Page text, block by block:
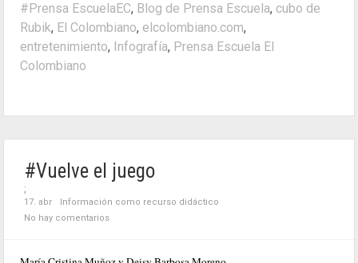
#Prensa EscuelaEC, Blog de Prensa Escuela, cubo de
Rubik, El Colombiano, elcolombiano.com,
entretenimiento, Infografía, Prensa Escuela El
Colombiano
#Vuelve el juego
;
17. abr
Información como recurso didáctico
No hay comentarios